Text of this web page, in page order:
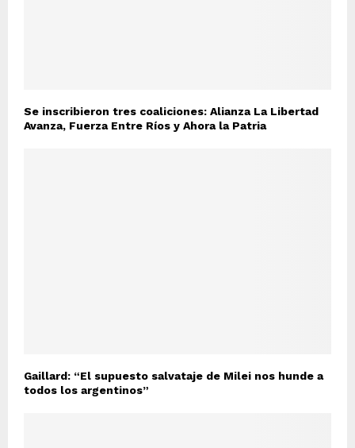
Se inscribieron tres coaliciones: Alianza La Libertad
Avanza, Fuerza Entre Ríos y Ahora la Patria
Gaillard: “El supuesto salvataje de Milei nos hunde a
todos los argentinos”